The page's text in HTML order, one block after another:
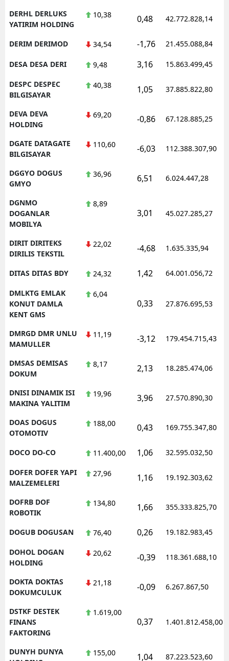
DERHL DERLUKS
YATIRIM HOLDING
10,38 0,48 42.772.828,14
DERIM DERIMOD 34,54 -1,76 21.455.088,84
DESA DESA DERI 9,48 3,16 15.863.499,45
DESPC DESPEC
BILGISAYAR
40,38 1,05 37.885.822,80
DEVA DEVA
HOLDING
69,20 -0,86 67.128.885,25
DGATE DATAGATE
BILGISAYAR
110,60 -6,03 112.388.307,90
DGGYO DOGUS
GMYO
36,96 6,51 6.024.447,28
DGNMO
DOGANLAR
MOBILYA
8,89
3,01 45.027.285,27
DIRIT DIRITEKS
DIRILIS TEKSTIL
22,02 -4,68 1.635.335,94
DITAS DITAS BDY 24,32 1,42 64.001.056,72
DMLKTG EMLAK
KONUT DAMLA
KENT GMS
6,04
0,33 27.876.695,53
DMRGD DMR UNLU
MAMULLER
11,19 -3,12 179.454.715,43
DMSAS DEMISAS
DOKUM
8,17 2,13 18.285.474,06
DNISI DINAMIK ISI
MAKINA YALITIM
19,96 3,96 27.570.890,30
DOAS DOGUS
OTOMOTIV
188,00 0,43 169.755.347,80
DOCO DO-CO 11.400,00 1,06 32.595.032,50
DOFER DOFER YAPI
MALZEMELERI
27,96 1,16 19.192.303,62
DOFRB DOF
ROBOTIK
134,80 1,66 355.333.825,70
DOGUB DOGUSAN 76,40 0,26 19.182.983,45
DOHOL DOGAN
HOLDING
20,62 -0,39 118.361.688,10
DOKTA DOKTAS
DOKUMCULUK
21,18 -0,09 6.267.867,50
DSTKF DESTEK
FINANS
FAKTORING
1.619,00
0,37 1.401.812.458,00
DUNYH DUNYA
155,00 1,04 87.223.523,60